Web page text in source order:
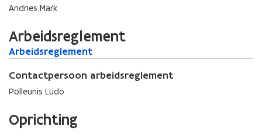
t
v
n
s
t
e
Andries Mark
Arbeidsreglement
A
b
e
d
s
Arbeidsreglement
A
r
b
e
d
s
Contactpersoon arbeidsreglement
Polleunis Ludo
Oprichting